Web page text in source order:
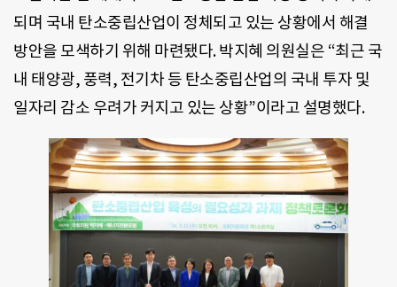
되며 국내 탄소중립산업이 정체되고 있는 상황에서 해결
방안을 모색하기 위해 마련됐다. 박지혜 의원실은 “최근 국
내 태양광, 풍력, 전기차 등 탄소중립산업의 국내 투자 및
일자리 감소 우려가 커지고 있는 상황”이라고 설명했다.